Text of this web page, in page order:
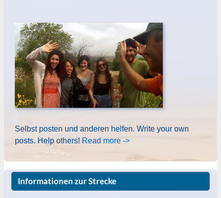
Selbst posten und anderen helfen. Write your own
posts. Help others! Read more ->
Informationen zur Strecke